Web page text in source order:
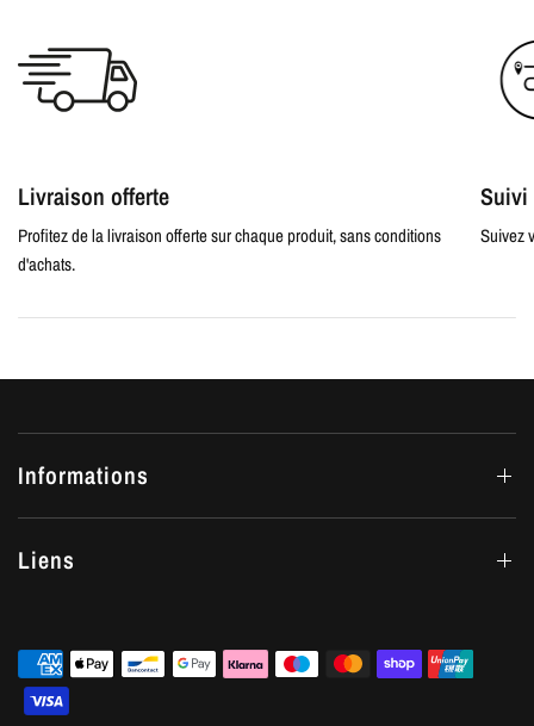
Livraison offerte
Profitez de la livraison offerte sur chaque produit, sans conditions
d'achats.
Suivi
Suivez
Informations
Liens